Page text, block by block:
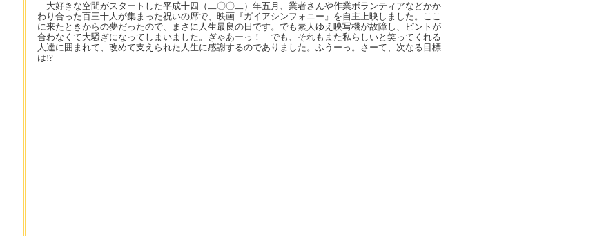
大好きな空間がスタートした平成十四（二〇〇二）年五月、業者さんや作業ボランティアなどかか
わり合った百三十人が集まった祝いの席で、映画『ガイアシンフォニー』を自主上映しました。ここ
に来たときからの夢だったので、まさに人生最良の日です。でも素人ゆえ映写機が故障し、ピントが
合わなくて大騒ぎになってしまいました。ぎゃあーっ！ でも、それもまた私らしいと笑ってくれる
人達に囲まれて、改めて支えられた人生に感謝するのでありました。ふうーっ。さーて、次なる目標
は!?